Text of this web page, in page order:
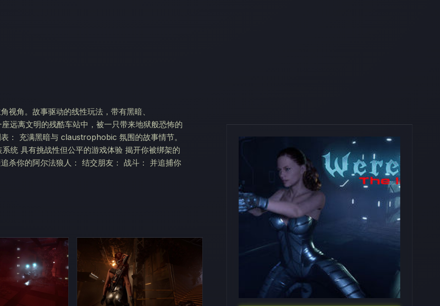
视角。故事驱动的线性玩法，带有黑暗、
远离文明的残酷车站中，被一只带来地狱般恐怖的
： 充满黑暗与 claustrophobic 氛围的故事情节。
统 具有挑战性但公平的游戏体验 揭开你被绑架的
杀你的阿尔法狼人： 结交朋友： 战斗： 并追捕你